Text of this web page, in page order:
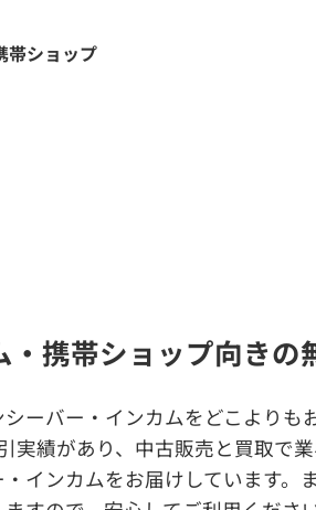
帯ショップ
携帯ショップ向き
ーバー・インカムをどこより
実績があり、中古販売と買取で
インカムをお届けしています